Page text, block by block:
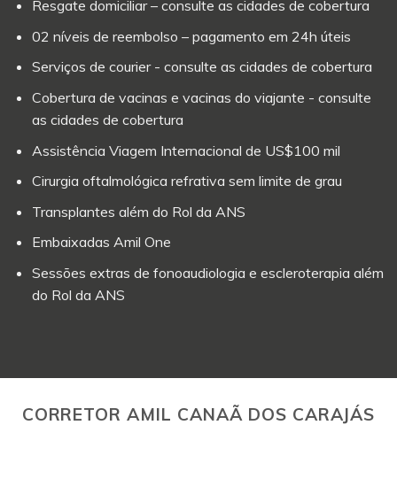
Resgate domiciliar – consulte as cidades de cobertura
02 níveis de reembolso – pagamento em 24h úteis
Serviços de courier - consulte as cidades de cobertura
Cobertura de vacinas e vacinas do viajante - consulte
as cidades de cobertura
Assistência Viagem Internacional de US$100 mil
Cirurgia oftalmológica refrativa sem limite de grau
Transplantes além do Rol da ANS
Embaixadas Amil One
Sessões extras de fonoaudiologia e escleroterapia além
do Rol da ANS
CORRETOR AMIL CANAÃ DOS CARAJÁS